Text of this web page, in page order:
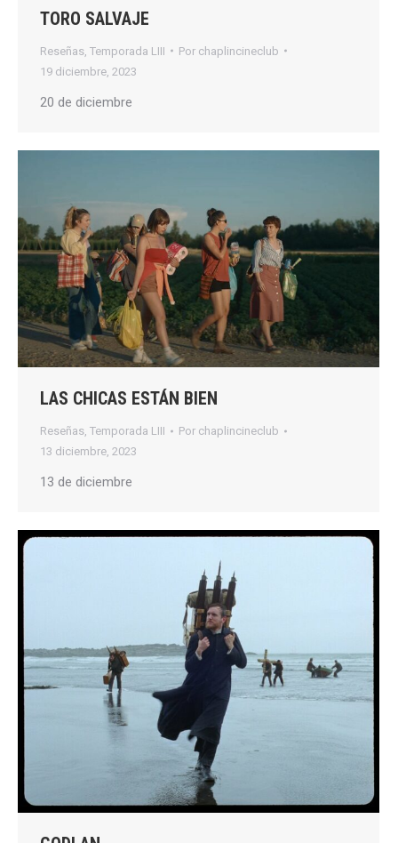
TORO SALVAJE
Reseñas Temporada LIII Por chaplincineclub
19 diciembre, 2023
20 de diciembre
LAS CHICAS ESTÁN BIEN
Reseñas, Temporada LIII Por chaplincineclub
13 diciembre, 2023
13 de diciembre